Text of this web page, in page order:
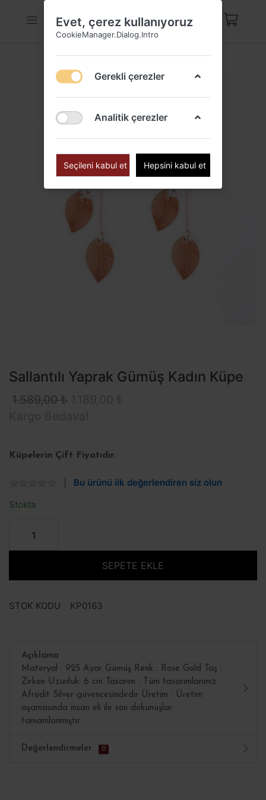
Sallantılı Yaprak Gümüş Kadın Küpe
1.589,00 ₺
Küpelerin Çift Fiyatıdır.
Bu ürünü ilk değerlendiren siz olun
Stokta
SEPETE EKLE
STOK KODU KP0163
Açıklama
Materyal : 925 Ayar Gümüş Renk : Rose Gold Taş :
Zirkon Uzunluk: 6 cm Tasarım : Tüm tasarımlarımız
Afrodit Silver güvencesindedir Üretim : Üretim
aşamasında insan eli ile son dokunuşlar
tamamlanmıştır
Değerlendirmeler 0
Evet, çerez kullanıyoruz
CookieManager.Dialog.Intro
Gerekli çerezler
Analitik çerezler
Seçileni kabul et Hepsini kabul et